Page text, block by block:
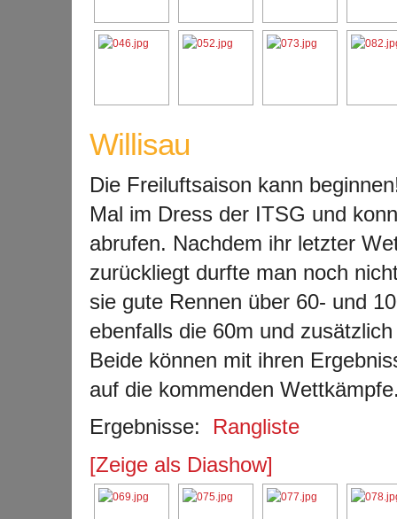
Willisau
Die Freiluftsaison kann
Mal im Dress der ITSG und
abrufen. Nachdem ihr letzter
zurückliegt durfte man noch
sie gute Rennen über 60- und
ebenfalls die 60m und
Beide können mit ihren
auf die kommenden
Ergebnisse: Rangliste
[Zeige als Diashow]